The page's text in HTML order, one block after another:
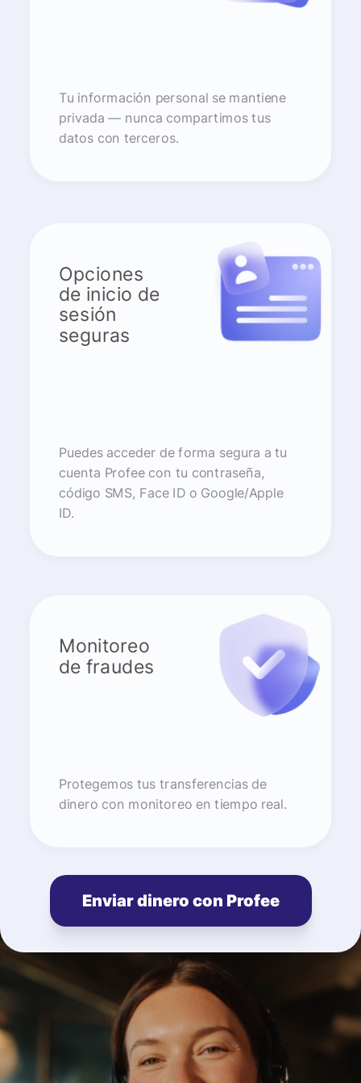
Tu información personal se mantiene
privada — nunca compartimos tus
datos con terceros.
Opciones
de inicio de
sesión
seguras
Puedes acceder de forma segura a tu
cuenta Profee con tu contraseña,
código SMS, Face ID o Google/Apple
ID.
Monitoreo
de fraudes
Protegemos tus transferencias de
dinero con monitoreo en tiempo real.
Enviar dinero con Profee